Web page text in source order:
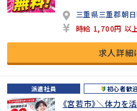
三重県三重郡朝
時給 1,700円 以
求人詳細
派遣社員 初心者歓
《宮若市》＼体力を